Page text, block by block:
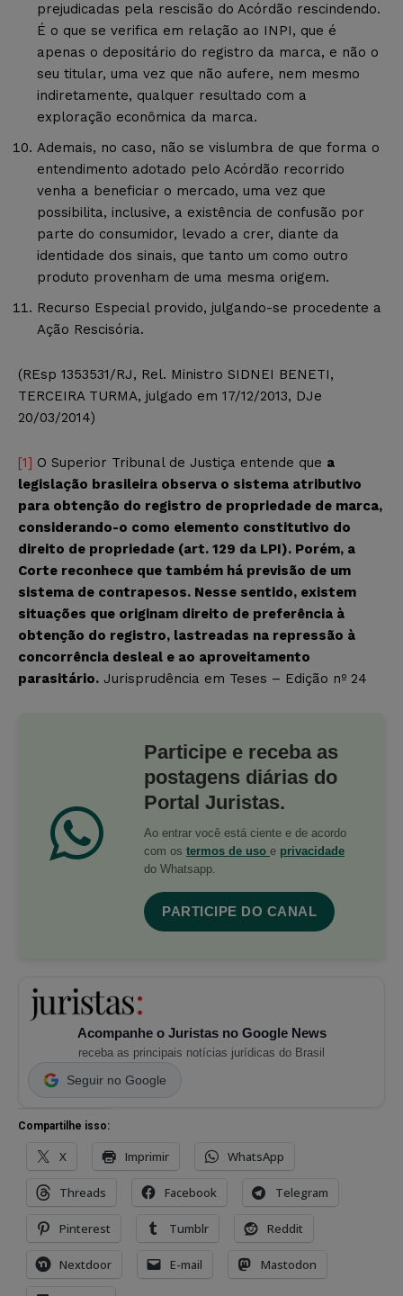
prejudicadas pela rescisão do Acórdão rescindendo.
É o que se verifica em relação ao INPI, que é
apenas o depositário do registro da marca, e não o
seu titular, uma vez que não aufere, nem mesmo
indiretamente, qualquer resultado com a
exploração econômica da marca.
Ademais, no caso, não se vislumbra de que forma o
entendimento adotado pelo Acórdão recorrido
venha a beneficiar o mercado, uma vez que
possibilita, inclusive, a existência de confusão por
parte do consumidor, levado a crer, diante da
identidade dos sinais, que tanto um como outro
produto provenham de uma mesma origem.
Recurso Especial provido, julgando-se procedente a
Ação Rescisória.
(REsp 1353531/RJ, Rel. Ministro SIDNEI BENETI,
TERCEIRA TURMA, julgado em 17/12/2013, DJe
20/03/2014)
[1] O Superior Tribunal de Justiça entende que a
legislação brasileira observa o sistema atributivo
para obtenção do registro de propriedade de marca,
considerando-o como elemento constitutivo do
direito de propriedade (art. 129 da LPI). Porém, a
Corte reconhece que também há previsão de um
sistema de contrapesos. Nesse sentido, existem
situações que originam direito de preferência à
obtenção do registro, lastreadas na repressão à
concorrência desleal e ao aproveitamento
parasitário. Jurisprudência em Teses – Edição nº 24
Participe e receba as
postagens diárias do
Portal Juristas.
Ao entrar você está ciente e de acordo
com os termos de uso e privacidade
do Whatsapp.
PARTICIPE DO CANAL
Acompanhe o Juristas no Google News
receba as principais notícias jurídicas do Brasil
Seguir no Google
Compartilhe isso:
X Imprimir WhatsApp
Threads Facebook Telegram
Pinterest Tumblr Reddit
Nextdoor E-mail Mastodon